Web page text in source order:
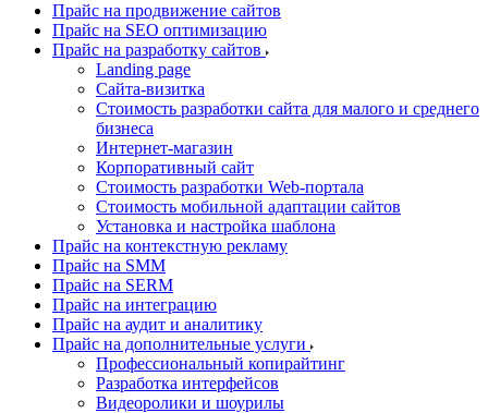
Прайс на продвижение сайтов
Прайс на SEO оптимизацию
Прайс на разработку сайтов
Landing page
Cайта-визитка
Стоимость разработки сайта для малого и среднего
бизнеса
Интернет-магазин
Корпоративный сайт
Стоимость разработки Web-портала
Стоимость мобильной адаптации сайтов
Установка и настройка шаблона
Прайс на контекстную рекламу
Прайс на SMM
Прайс на SERM
Прайс на интеграцию
Прайс на аудит и аналитику
Прайс на дополнительные услуги
Профессиональный копирайтинг
Разработка интерфейсов
Видеоролики и шоурилы